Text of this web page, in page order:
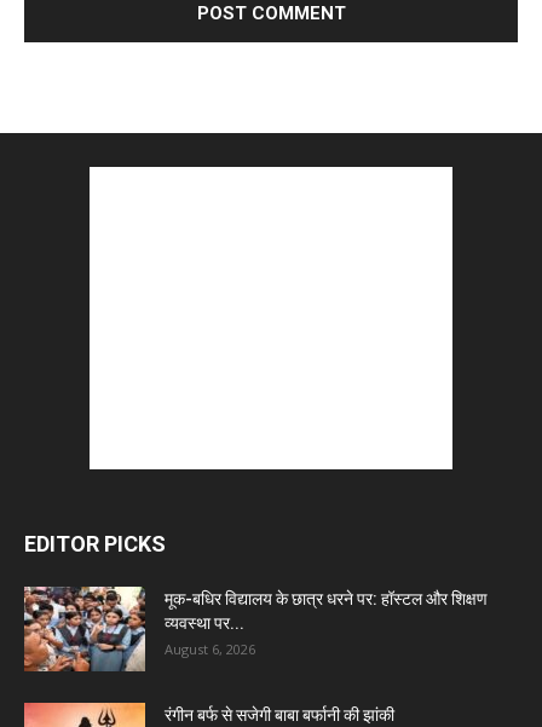
EDITOR PICKS
मूक-बधिर विद्यालय के छात्र धरने पर: हॉस्टल और शिक्षण
व्यवस्था पर...
August 6, 2026
रंगीन बर्फ से सजेगी बाबा बर्फानी की झांकी